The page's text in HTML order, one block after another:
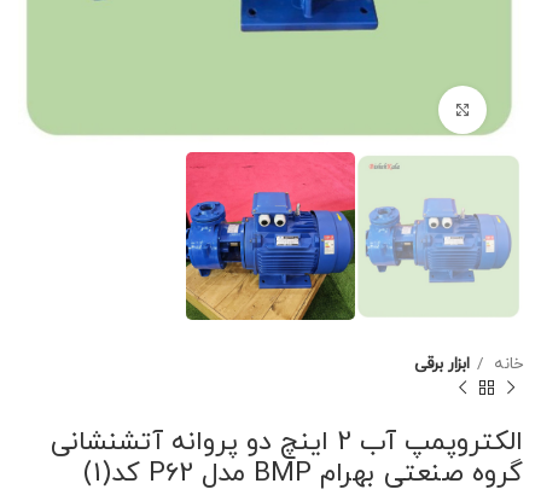
خانه ابزار برقی
الکتروپمپ آب 2 اینچ دو پروانه آتشنشانی
گروه صنعتی بهرام BMP مدل P62 کد(1)